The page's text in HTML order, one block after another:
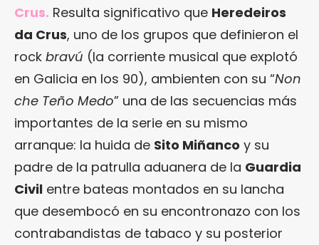
Crus. Resulta significativo que Heredeiros
da Crus, uno de los grupos que definieron el
rock bravú (la corriente musical que explotó
en Galicia en los 90), ambienten con su “Non
che Teño Medo” una de las secuencias más
importantes de la serie en su mismo
arranque: la huida de Sito Miñanco y su
padre de la patrulla aduanera de la Guardia
Civil entre bateas montados en su lancha
que desembocó en su encontronazo con los
contrabandistas de tabaco y su posterior